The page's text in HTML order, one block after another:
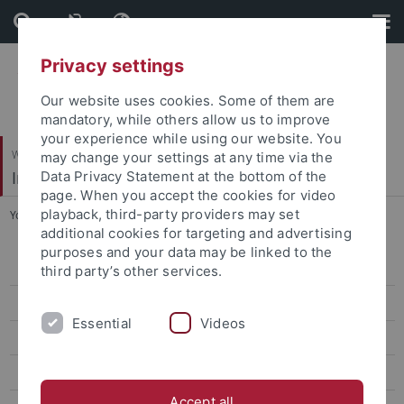
Skip
to
content
Skip
to
footer
Wirtschafts- und Sozialwissenschaftliche Fakultät
Institut für Sportwissenschaft
You are here: Startseite ... Dr. Svenja Wachsmuth
Sportökonomik, Sportmanagement und Sportpublizistik
Team
Privacy settings
Our website uses cookies. Some of them are
mandatory, while others allow us to improve
your experience while using our website. You
may change your settings at any time via the
Data Privacy Statement at the bottom of the
page. When you accept the cookies for video
playback, third-party providers may set
additional cookies for targeting and advertising
purposes and your data may be linked to the
third party’s other services.
Essential Videos